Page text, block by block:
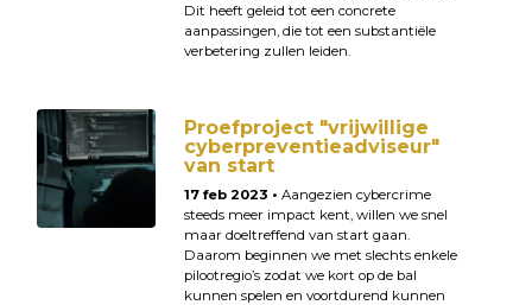
Dit heeft geleid tot een concrete
aanpassingen, die tot een substantiële
verbetering zullen leiden.
Proefproject "vrijwillige
cyberpreventieadviseur"
van start
17 feb 2023 • Aangezien cybercrime
steeds meer impact kent, willen we snel
maar doeltreffend van start gaan.
Daarom beginnen we met slechts enkele
pilootregio’s zodat we kort op de bal
kunnen spelen en voortdurend kunnen